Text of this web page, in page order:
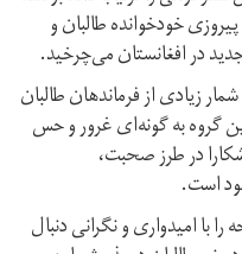
خودخوانده‌ طالبان و
در افغانستان می‌چرخید.
زیادی از فرماندهان طالبان
گروه به گونه‌ای غرور و حس
در طرز صحبت‌،
است.
با امیدواری و نگرانی دنبال